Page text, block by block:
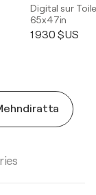
Digital sur
65x47in
1 930 $US